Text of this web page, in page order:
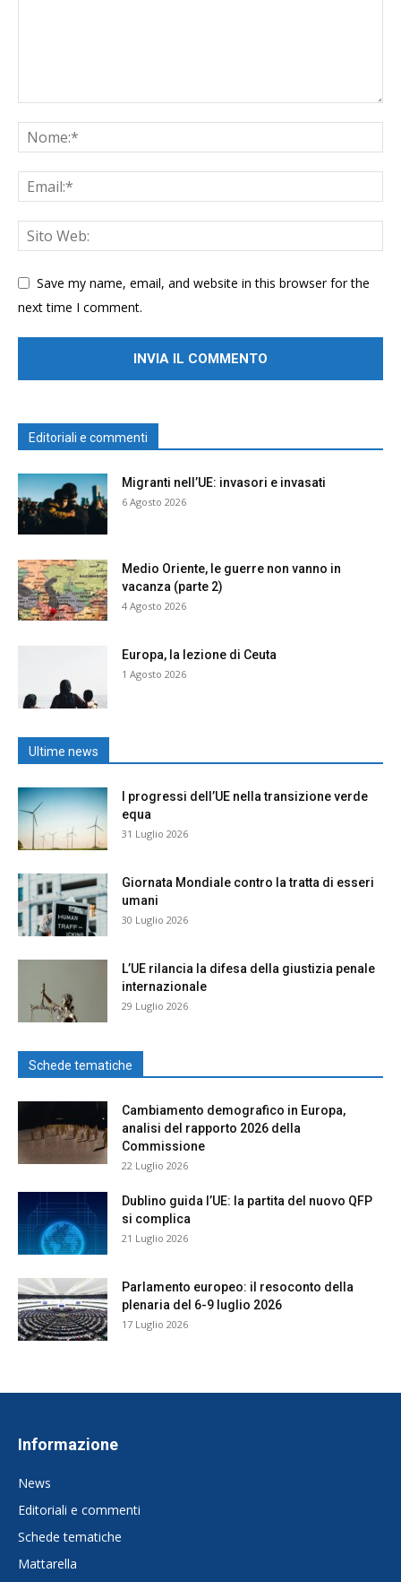
Save my name, email, and website in this browser for the
next time I comment.
Editoriali e commenti
Migranti nell’UE: invasori e invasati
6 Agosto 2026
Medio Oriente, le guerre non vanno in
vacanza (parte 2)
4 Agosto 2026
Europa, la lezione di Ceuta
1 Agosto 2026
Ultime news
I progressi dell’UE nella transizione verde
equa
31 Luglio 2026
Giornata Mondiale contro la tratta di esseri
umani
30 Luglio 2026
L’UE rilancia la difesa della giustizia penale
internazionale
29 Luglio 2026
Schede tematiche
Cambiamento demografico in Europa,
analisi del rapporto 2026 della
Commissione
22 Luglio 2026
Dublino guida l’UE: la partita del nuovo QFP
si complica
21 Luglio 2026
Parlamento europeo: il resoconto della
plenaria del 6-9 luglio 2026
17 Luglio 2026
Informazione
News
Editoriali e commenti
Schede tematiche
Mattarella